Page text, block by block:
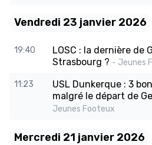
Vendredi 23 janvier 2026
19:40
LOSC : la dernière de
Strasbourg ? - Jeunes
11:23
USL Dunkerque : 3
malgré le départ de
Jeunes Footeux
Mercredi 21 janvier 2026